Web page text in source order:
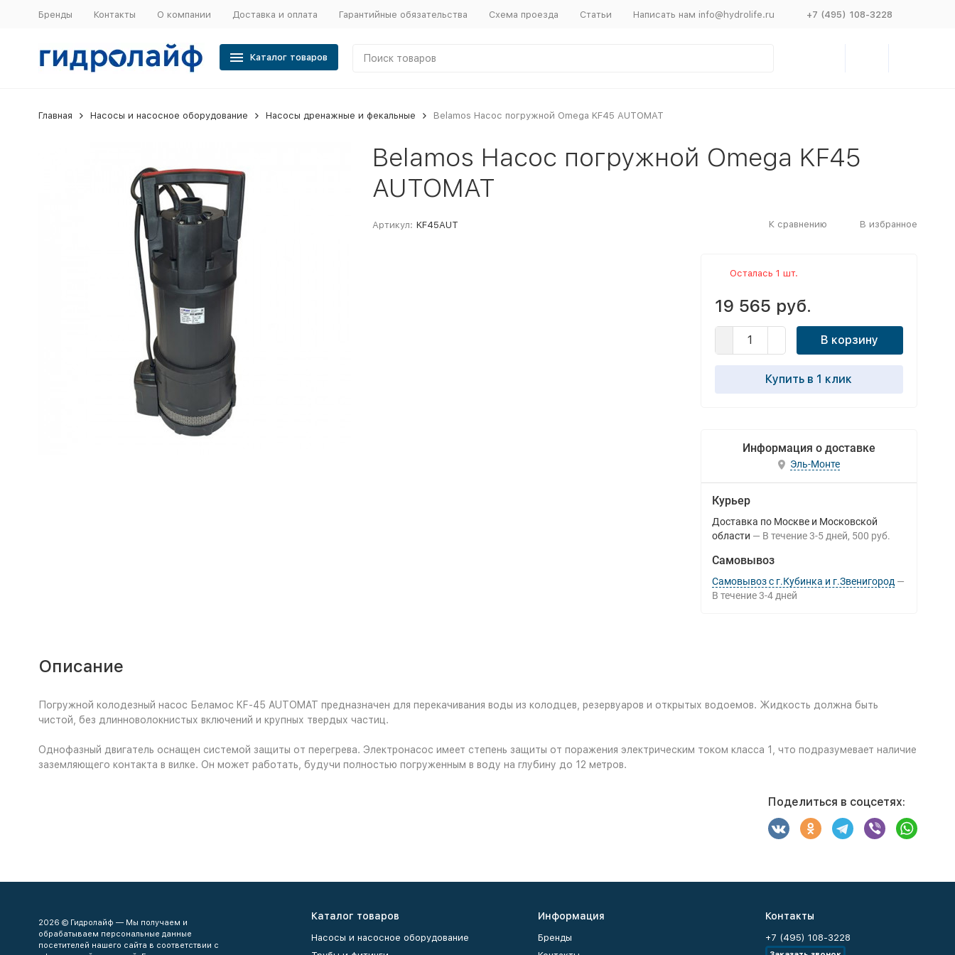
Бренды Контакты О компании Доставка и оплата Гарантийные обязательства Схема проезда Статьи Написать нам info@hydrolife.ru +7 (495) 108-3228
Каталог товаров
Главная Насосы и насосное оборудование Насосы дренажные и фекальные Belamos Насос погружной Omega KF45 AUTOMAT
Belamos Насос погружной Omega KF45
AUTOMAT
Артикул: KF45AUT К сравнению В избранное
Осталась 1 шт.
19 565 руб.
В корзину
Купить в 1 клик
Информация о доставке
Эль-Монте
Курьер
Доставка по Москве и Московской
области
В течение 3-5 дней 500 руб.
Самовывоз
Самовывоз с г.Кубинка и г.Звенигород
В течение 3-4 дней
Описание
Погружной колодезный насос Беламос KF-45 AUTOMAT предназначен для перекачивания воды из колодцев, резервуаров и открытых водоемов. Жидкость должна быть
чистой, без длинноволокнистых включений и крупных твердых частиц.
Однофазный двигатель оснащен системой защиты от перегрева. Электронасос имеет степень защиты от поражения электрическим током класса 1, что подразумевает наличие
заземляющего контакта в вилке. Он может работать, будучи полностью погруженным в воду на глубину до 12 метров.
Поделиться в соцсетях:
2026 © Гидролайф — Мы получаем и
обрабатываем персональные данные
посетителей нашего сайта в соответствии с
Каталог товаров
Насосы и насосное оборудование
Информация
Бренды
Контакты
+7 (495) 108-3228